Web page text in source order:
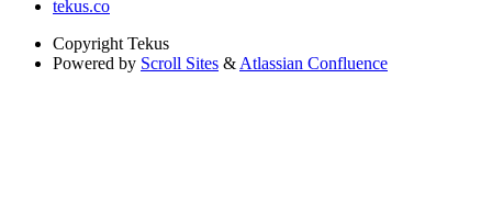
tekus.co
Copyright Tekus
Powered by Scroll Sites & Atlassian Confluence